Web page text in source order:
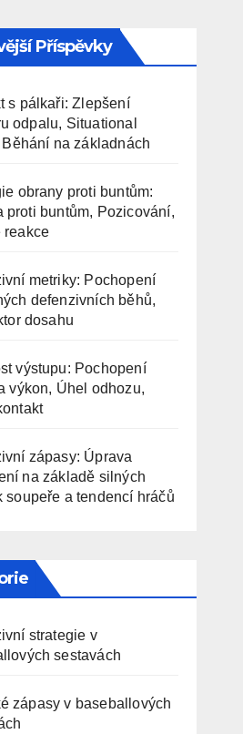
Příspěvky
s pálkaři: Zlepšení
odpalu, Situational
Běhání na základnách
obrany proti buntům:
proti buntům, Pozicování,
reakce
metriky: Pochopení
defenzivních běhů,
dosahu
výstupu: Pochopení
výkon, Úhel odhozu,
zápasy: Úprava
na základě silných
soupeře a tendencí hráčů
strategie v
sestavách
zápasy v baseballových